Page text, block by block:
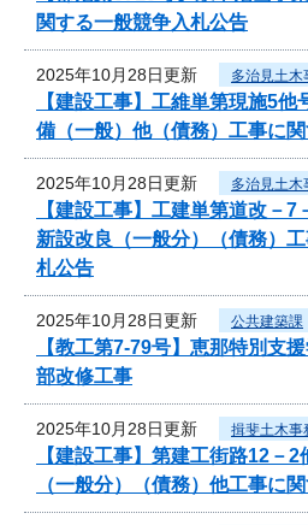
関する一般競争入札公告
2025年10月28日更新 多治見土木
【建設工事】工維単第現施5
備（一般）他（債務）工事に
2025年10月28日更新 多治見土木
【建設工事】工建単第道改
新設改良（一般分）（債務）
札公告
2025年10月28日更新 公共建築課
【教工第7-79号】恵那特別支
部改修工事
2025年10月28日更新 揖斐土木事
【建設工事】第建工街路12
（一般分）（債務）他工事に